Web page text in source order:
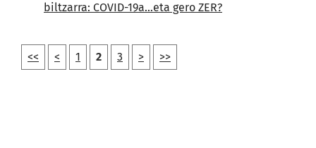
biltzarra: COVID-19a...eta gero ZER?
<< < 1 2 3 > >>